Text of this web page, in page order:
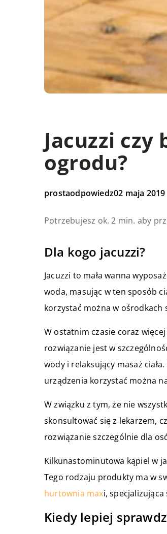
Jacuzzi czy
ogrodu?
prostaodpowiedz02 maja 2019
Potrzebujesz ok. 2 min. aby
Dla kogo jacuzzi?
Jacuzzi to mała wanna
woda, masując w ten sposób
korzystać można w ośrodkach
W ostatnim czasie coraz
rozwiązanie jest w
wody i relaksujący masaż
urządzenia korzystać można
W związku z tym, że nie
skonsultować się z lekarzem,
rozwiązanie szczególnie dla
Kilkunastominutowa kąpiel w
Tego rodzaju produkty ma w
hurtownia maxi,
Kiedy lepiej